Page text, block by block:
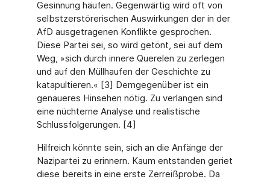
Gesinnung häufen. Gegenwärtig wird oft von
selbstzerstörerischen Auswirkungen der in der
AfD ausgetragenen Konflikte gesprochen.
Diese Partei sei, so wird getönt, sei auf dem
Weg, »sich durch innere Querelen zu zerlegen
und auf den Müllhaufen der Geschichte zu
katapultieren.« [3] Demgegenüber ist ein
genaueres Hinsehen nötig. Zu verlangen sind
eine nüchterne Analyse und realistische
Schlussfolgerungen. [4]
Hilfreich könnte sein, sich an die Anfänge der
Nazipartei zu erinnern. Kaum entstanden geriet
diese bereits in eine erste Zerreißprobe. Da